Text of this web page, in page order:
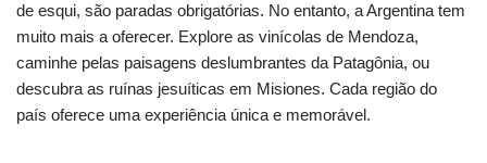
de esqui, são paradas obrigatórias. No entanto, a Argentina tem
muito mais a oferecer. Explore as vinícolas de Mendoza,
caminhe pelas paisagens deslumbrantes da Patagônia, ou
descubra as ruínas jesuíticas em Misiones. Cada região do
país oferece uma experiência única e memorável.